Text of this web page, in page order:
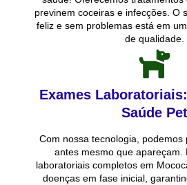
previnem coceiras e infecções. O
feliz e sem problemas está em
de qualidade.
Exames
Saúde Pet
Com nossa tecnologia, podemos
antes mesmo que apareçam.
laboratoriais completos em
doenças em fase inicial,